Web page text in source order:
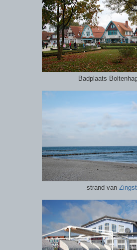
Badplaats
strand van Zingst